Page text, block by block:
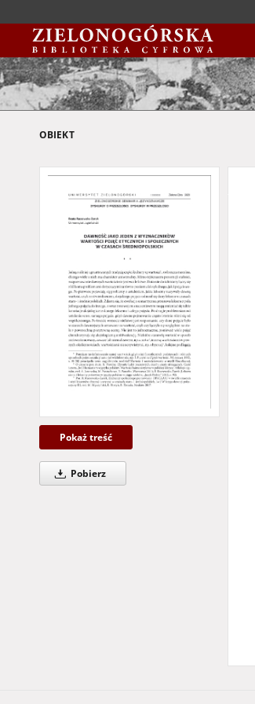
OBIEKT
Pokaż treść
Pobierz